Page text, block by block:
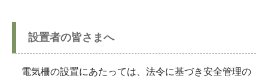
設置者の皆さまへ
電気柵の設置にあたっては、法令に基づき安全管理の